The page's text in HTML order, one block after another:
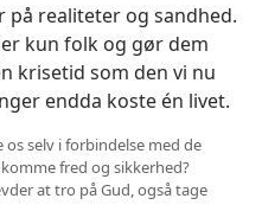
på realiteter og sandhed.
kun folk og gør dem
krisetid som den vi nu
endda koste én livet.
os selv i forbindelse med de
fred og sikkerhed?
at tro på Gud, også tage